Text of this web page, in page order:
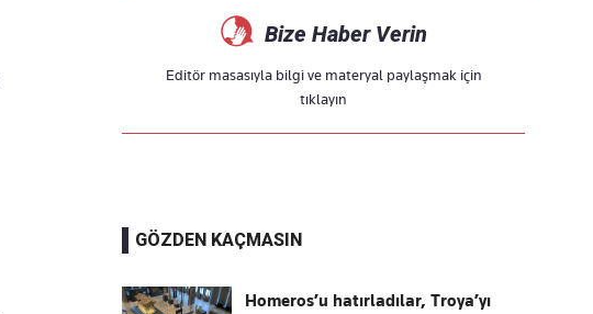
Bize Haber Verin
Editör masasıyla bilgi ve materyal paylaşmak için
tıklayın
GÖZDEN KAÇMASIN
Homeros’u hatırladılar, Troya’yı